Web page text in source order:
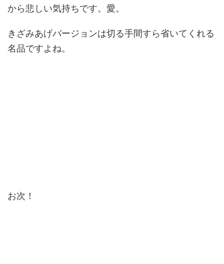
から悲しい気持ちです。愛。
きざみあげバージョンは切る手間すら省いてくれる
名品ですよね。
お次！